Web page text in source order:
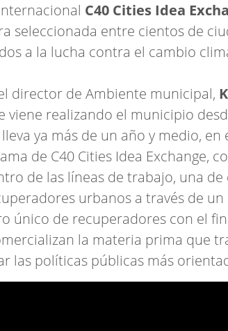
C40 Cities Idea
seleccionada entre cientos de
a la lucha contra el cambio
director de Ambiente municipal,
viene realizando el municipio
ya más de un año y medio, en
de C40 Cities Idea Exchange,
de las líneas de trabajo, una
urbanos a través de un
único de recuperadores con el
la materia prima que
las políticas públicas más